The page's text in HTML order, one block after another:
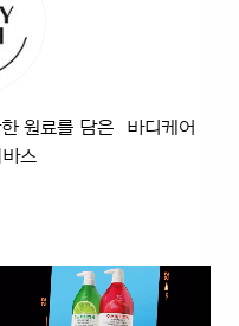
원료를 담은 바디케어
스